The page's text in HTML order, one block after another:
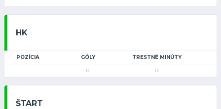
HK
POZÍCIA GÓLY TRESTNÉ MINÚTY
0 0
ŠTART